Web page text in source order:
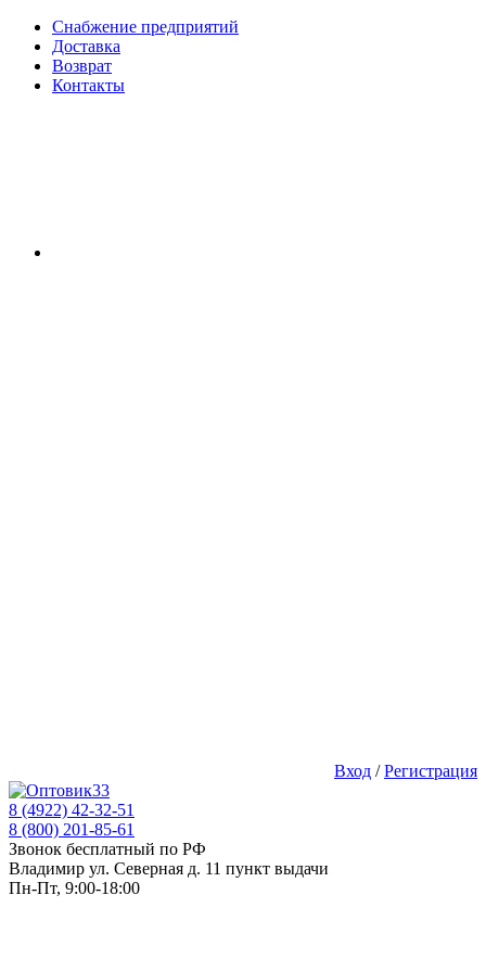
Снабжение предприятий
Доставка
Возврат
Контакты
Вход /Регистрация
8 (4922) 42-32-51
8 (800) 201-85-61
Звонок бесплатный по РФ
Владимир ул. Северная д. 11 пункт выдачи
Пн-Пт, 9:00-18:00